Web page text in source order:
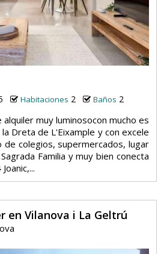
Habitaciones 2 Baños 2
muy luminosocon mucho es
Dreta de L'Eixample y con excele
de colegios, supermercados, lugar
Familia y muy bien conecta
en Vilanova i La Geltrú